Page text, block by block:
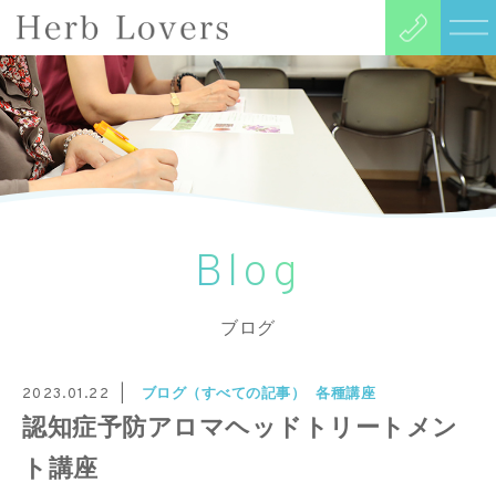
Blog
ブログ
2023.01.22 ブログ（すべての記事） 各種講座
認知症予防アロマヘッドトリートメン
ト講座